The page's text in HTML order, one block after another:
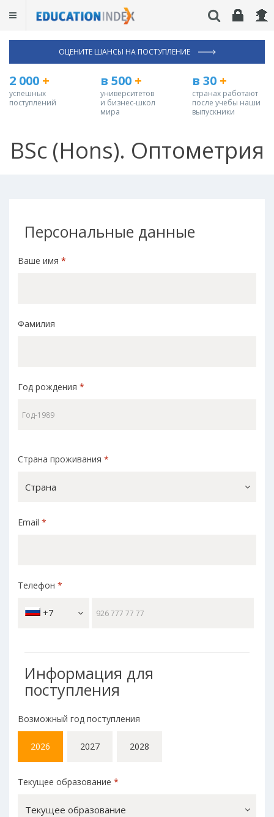
ОЦЕНИТЕ ШАНСЫ НА ПОСТУПЛЕНИЕ
2 000 +
успешных
поступлений
в 500 +
университетов
и бизнес-школ
мира
в 30+
странах работают
после учебы наши
выпускники
BSc (Hons). Оптометрия
Персональные данные
Ваше имя *
Фамилия
Год рождения *
Страна проживания *
Страна
Email *
Телефон *
+7
Информация для
поступления
Возможный год поступления
2026 2027 2028
Текущее образование *
Текущее образование